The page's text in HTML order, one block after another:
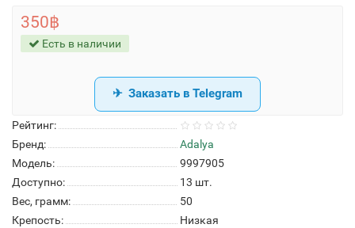
Рейтинг:
Бренд:
Adalya
Модель:
9997905
Доступно:
13 шт.
Вес, грамм:
50
Крепость:
Низкая
350฿
Есть в наличии
Заказать в Telegram